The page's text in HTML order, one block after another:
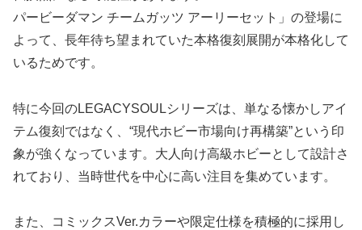
パービーダマン チームガッツ アーリーセット」の登場に
よって、長年待ち望まれていた本格復刻展開が本格化して
いるためです。
特に今回のLEGACYSOULシリーズは、単なる懐かしアイ
テム復刻ではなく、“現代ホビー市場向け再構築”という印
象が強くなっています。大人向け高級ホビーとして設計さ
れており、当時世代を中心に高い注目を集めています。
また、コミックスVer.カラーや限定仕様を積極的に採用し